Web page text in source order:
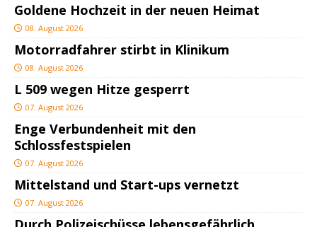
Goldene Hochzeit in der neuen Heimat
08. August 2026
Motorradfahrer stirbt in Klinikum
08. August 2026
L 509 wegen Hitze gesperrt
07. August 2026
Enge Verbundenheit mit den
Schlossfestspielen
07. August 2026
Mittelstand und Start-ups vernetzt
07. August 2026